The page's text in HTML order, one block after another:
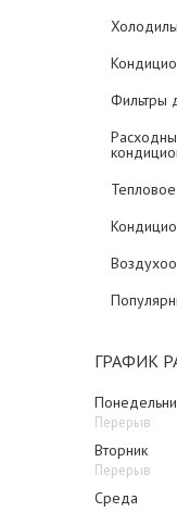
Фильтры
ГРАФИК
Вторник
Среда